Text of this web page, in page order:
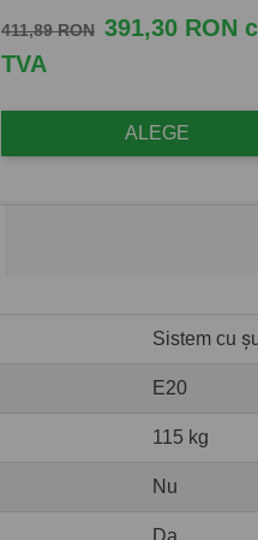
Pret de baza
411,89 RON Pret
391,30 RON
TVA
ALEGE
Sistem cu
E20
115 kg
Nu
Da